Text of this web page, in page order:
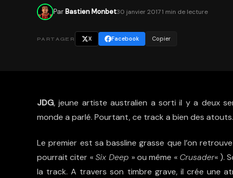
ParBastien Monbet30 janvier 20171 min de lecture
PARTAGER X Facebook Copier
JDG, jeune artiste australien a sorti il y a deux
monde a parlé. Pourtant, ce track a bien des atouts.
Le premier est sa bassline grasse que l’on
pourrait citer «Six Deep » ou même « Crusader« ).
la track. A travers son timbre grave, il crée une